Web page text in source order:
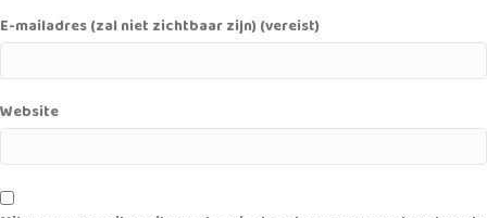
E-mailadres (zal niet zichtbaar zijn) (vereist)
Website